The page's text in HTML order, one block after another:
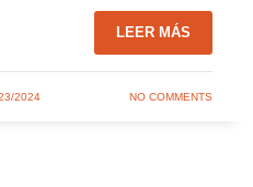
LEER MÁS
2024 NO COMMENTS